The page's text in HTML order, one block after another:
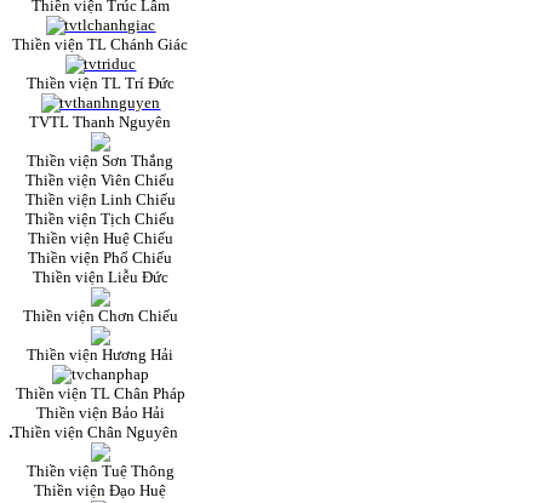
Thiền viện Trúc Lâm
Thiền viện TL Chánh Giác
Thiền viện TL Trí Đức
TVTL Thanh Nguyên
Thiền viện Sơn Thắng
Thiền viện Viên Chiếu
Thiền viện Linh Chiếu
Thiền viện Tịch Chiếu
Thiền viện Huệ Chiếu
Thiền viện Phổ Chiếu
Thiền viện Liễu Đức
Thiền viện Chơn Chiếu
Thiền viện Hương Hải
Thiền viện TL Chân Pháp
Thiền viện Bảo Hải
Thiền viện Chân Nguyên
Thiền viện Tuệ Thông
Thiền viện Đạo Huệ